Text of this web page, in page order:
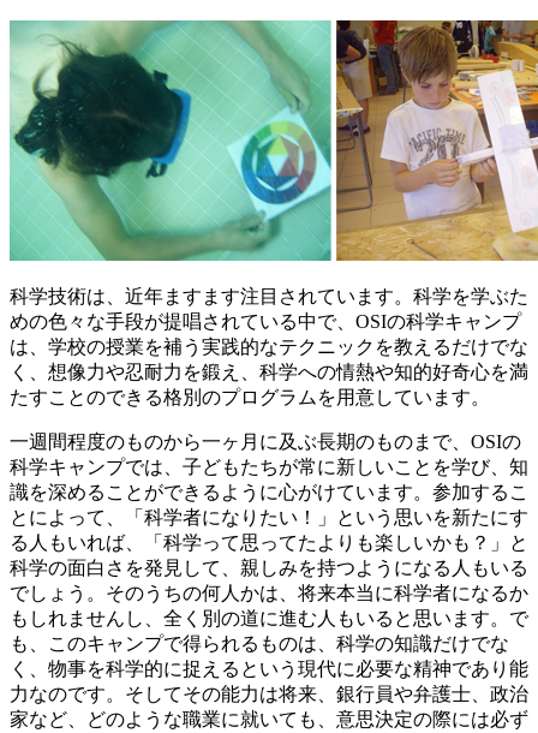
科学技術は、近年ますます注目されています。科学を学ぶた
めの色々な手段が提唱されている中で、OSIの科学キャンプ
は、学校の授業を補う実践的なテクニックを教えるだけでな
く、想像力や忍耐力を鍛え、科学への情熱や知的好奇心を満
たすことのできる格別のプログラムを用意しています。
一週間程度のものから一ヶ月に及ぶ長期のものまで、OSIの
科学キャンプでは、子どもたちが常に新しいことを学び、知
識を深めることができるように心がけています。参加するこ
とによって、「科学者になりたい！」という思いを新たにす
る人もいれば、「科学って思ってたよりも楽しいかも？」と
科学の面白さを発見して、親しみを持つようになる人もいる
でしょう。そのうちの何人かは、将来本当に科学者になるか
もしれませんし、全く別の道に進む人もいると思います。で
も、このキャンプで得られるものは、科学の知識だけでな
く、物事を科学的に捉えるという現代に必要な精神であり能
力なのです。そしてその能力は将来、銀行員や弁護士、政治
家など、どのような職業に就いても、意思決定の際には必ず